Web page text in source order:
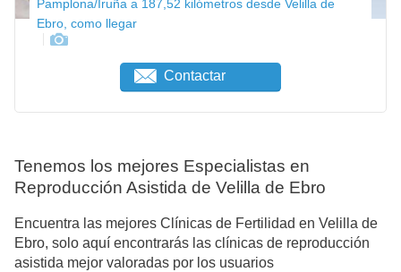
Pamplona/Iruña a 187,52 kilómetros desde Velilla de
Ebro, como llegar
Contactar
Tenemos los mejores Especialistas en
Reproducción Asistida de Velilla de Ebro
Encuentra las mejores Clínicas de Fertilidad en Velilla de
Ebro, solo aquí encontrarás las clínicas de reproducción
asistida mejor valoradas por los usuarios